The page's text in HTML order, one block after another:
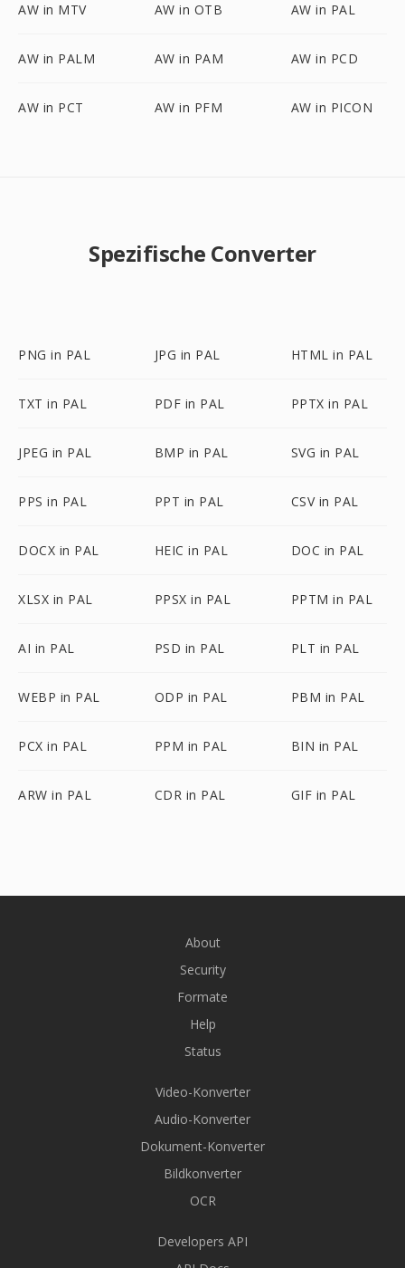
AW in MTV AW in OTB AW in PAL
AW in PALM AW in PAM AW in PCD
AW in PCT AW in PFM AW in PICON
Spezifische Converter
PNG in PAL JPG in PAL HTML in PAL
TXT in PAL PDF in PAL PPTX in PAL
JPEG in PAL BMP in PAL SVG in PAL
PPS in PAL PPT in PAL CSV in PAL
DOCX in PAL HEIC in PAL DOC in PAL
XLSX in PAL PPSX in PAL PPTM in PAL
AI in PAL PSD in PAL PLT in PAL
WEBP in PAL ODP in PAL PBM in PAL
PCX in PAL PPM in PAL BIN in PAL
ARW in PAL CDR in PAL GIF in PAL
About
Security
Formate
Help
Status
Video-Konverter
Audio-Konverter
Dokument-Konverter
Bildkonverter
OCR
Developers API